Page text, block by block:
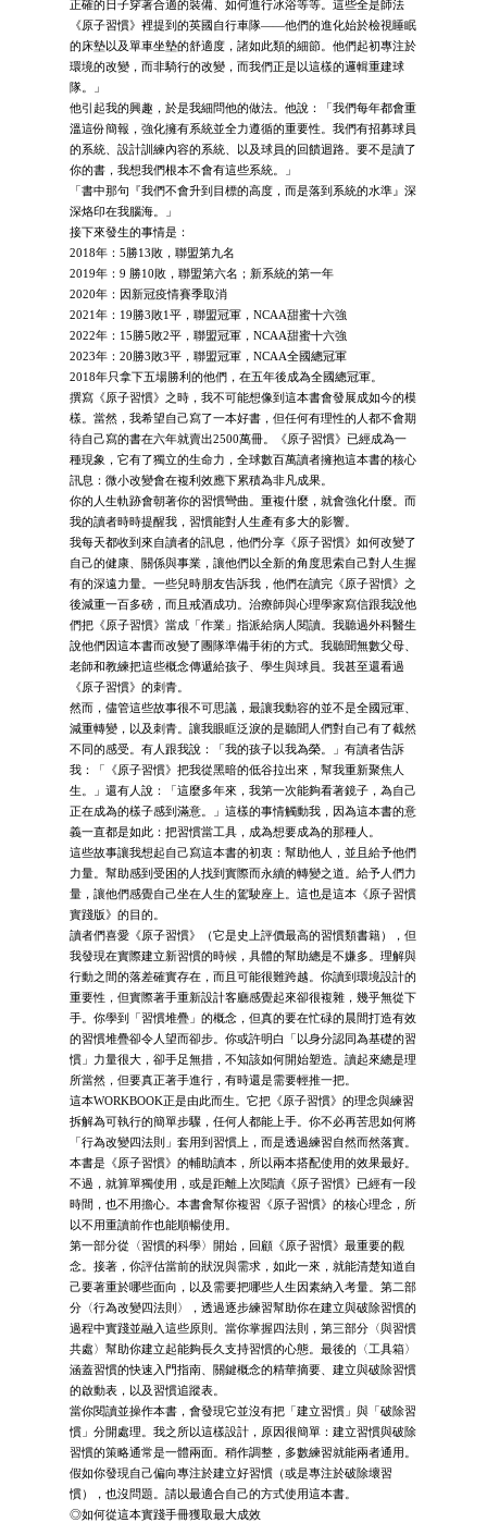
正確的日子穿著合適的裝備、如何進行冰浴等等。這些全是師法
《原子習慣》裡提到的英國自行車隊——他們的進化始於檢視睡眠
的床墊以及單車坐墊的舒適度，諸如此類的細節。他們起初專注於
環境的改變，而非騎行的改變，而我們正是以這樣的邏輯重建球
隊。」
他引起我的興趣，於是我細問他的做法。他說：「我們每年都會重
溫這份簡報，強化擁有系統並全力遵循的重要性。我們有招募球員
的系統、設計訓練內容的系統、以及球員的回饋迴路。要不是讀了
你的書，我想我們根本不會有這些系統。」
「書中那句『我們不會升到目標的高度，而是落到系統的水準』深
深烙印在我腦海。」
接下來發生的事情是：
2018年：5勝13敗，聯盟第九名
2019年：9 勝10敗，聯盟第六名；新系統的第一年
2020年：因新冠疫情賽季取消
2021年：19勝3敗1平，聯盟冠軍，NCAA甜蜜十六強
2022年：15勝5敗2平，聯盟冠軍，NCAA甜蜜十六強
2023年：20勝3敗3平，聯盟冠軍，NCAA全國總冠軍
2018年只拿下五場勝利的他們，在五年後成為全國總冠軍。
撰寫《原子習慣》之時，我不可能想像到這本書會發展成如今的模
樣。當然，我希望自己寫了一本好書，但任何有理性的人都不會期
待自己寫的書在六年就賣出2500萬冊。《原子習慣》已經成為一
種現象，它有了獨立的生命力，全球數百萬讀者擁抱這本書的核心
訊息：微小改變會在複利效應下累積為非凡成果。
你的人生軌跡會朝著你的習慣彎曲。重複什麼，就會強化什麼。而
我的讀者時時提醒我，習慣能對人生產有多大的影響。
我每天都收到來自讀者的訊息，他們分享《原子習慣》如何改變了
自己的健康、關係與事業，讓他們以全新的角度思索自己對人生握
有的深遠力量。一些兒時朋友告訴我，他們在讀完《原子習慣》之
後減重一百多磅，而且戒酒成功。治療師與心理學家寫信跟我說他
們把《原子習慣》當成「作業」指派給病人閱讀。我聽過外科醫生
說他們因這本書而改變了團隊準備手術的方式。我聽聞無數父母、
老師和教練把這些概念傳遞給孩子、學生與球員。我甚至還看過
《原子習慣》的刺青。
然而，儘管這些故事很不可思議，最讓我動容的並不是全國冠軍、
減重轉變，以及刺青。讓我眼眶泛淚的是聽聞人們對自己有了截然
不同的感受。有人跟我說：「我的孩子以我為榮。」有讀者告訴
我：「《原子習慣》把我從黑暗的低谷拉出來，幫我重新聚焦人
生。」還有人說：「這麼多年來，我第一次能夠看著鏡子，為自己
正在成為的樣子感到滿意。」這樣的事情觸動我，因為這本書的意
義一直都是如此：把習慣當工具，成為想要成為的那種人。
這些故事讓我想起自己寫這本書的初衷：幫助他人，並且給予他們
力量。幫助感到受困的人找到實際而永續的轉變之道。給予人們力
量，讓他們感覺自己坐在人生的駕駛座上。這也是這本《原子習慣
實踐版》的目的。
讀者們喜愛《原子習慣》（它是史上評價最高的習慣類書籍），但
我發現在實際建立新習慣的時候，具體的幫助總是不嫌多。理解與
行動之間的落差確實存在，而且可能很難跨越。你讀到環境設計的
重要性，但實際著手重新設計客廳感覺起來卻很複雜，幾乎無從下
手。你學到「習慣堆疊」的概念，但真的要在忙碌的晨間打造有效
的習慣堆疊卻令人望而卻步。你或許明白「以身分認同為基礎的習
慣」力量很大，卻手足無措，不知該如何開始塑造。讀起來總是理
所當然，但要真正著手進行，有時還是需要輕推一把。
這本WORKBOOK正是由此而生。它把《原子習慣》的理念與練習
拆解為可執行的簡單步驟，任何人都能上手。你不必再苦思如何將
「行為改變四法則」套用到習慣上，而是透過練習自然而然落實。
本書是《原子習慣》的輔助讀本，所以兩本搭配使用的效果最好。
不過，就算單獨使用，或是距離上次閱讀《原子習慣》已經有一段
時間，也不用擔心。本書會幫你複習《原子習慣》的核心理念，所
以不用重讀前作也能順暢使用。
第一部分從〈習慣的科學〉開始，回顧《原子習慣》最重要的觀
念。接著，你評估當前的狀況與需求，如此一來，就能清楚知道自
己要著重於哪些面向，以及需要把哪些人生因素納入考量。第二部
分〈行為改變四法則〉，透過逐步練習幫助你在建立與破除習慣的
過程中實踐並融入這些原則。當你掌握四法則，第三部分〈與習慣
共處〉幫助你建立起能夠長久支持習慣的心態。最後的〈工具箱〉
涵蓋習慣的快速入門指南、關鍵概念的精華摘要、建立與破除習慣
的啟動表，以及習慣追蹤表。
當你閱讀並操作本書，會發現它並沒有把「建立習慣」與「破除習
慣」分開處理。我之所以這樣設計，原因很簡單：建立習慣與破除
習慣的策略通常是一體兩面。稍作調整，多數練習就能兩者通用。
假如你發現自己偏向專注於建立好習慣（或是專注於破除壞習
慣），也沒問題。請以最適合自己的方式使用這本書。
◎如何從這本實踐手冊獲取最大成效